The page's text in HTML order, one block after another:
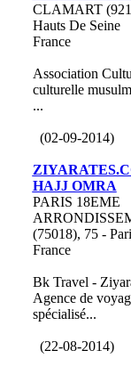
CLAMART
Hauts De Seine
France
Association
culturelle
...
(02-09-2014)
HAJJ OMRA
PARIS 18EME
(75018), 75 -
France
Bk Travel -
Agence de
spécialisé...
(22-08-2014)